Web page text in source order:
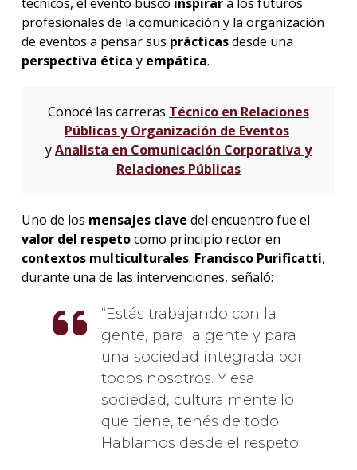
profesionales de la comunicación y la organización
de eventos a pensar sus prácticasdesde una
perspectiva ética y empática.
Conocé las carreras Técnico en Relaciones
Públicas y Organización de Eventos
yAnalista en Comunicación Corporativa y
Relaciones Públicas
Uno de los mensajes clave del encuentro fue el
valor del respetocomo principio rector en
contextos multiculturales. Francisco Purificatti,
durante una de las intervenciones, señaló:
Estás trabajando con la
gente, para la gente y para
una sociedad integrada por
todos nosotros. Y esa
sociedad, culturalmente lo
que tiene, tenés de todo.
Hablamos desde el respeto.